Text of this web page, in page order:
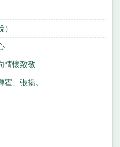
情懷致敬
、張揚。